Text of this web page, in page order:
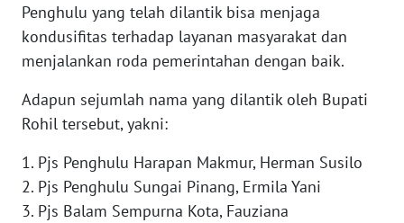
Penghulu yang telah dilantik bisa menjaga
kondusifitas terhadap layanan masyarakat dan
menjalankan roda pemerintahan dengan baik.
Adapun sejumlah nama yang dilantik oleh Bupati
Rohil tersebut, yakni:
1. Pjs Penghulu Harapan Makmur, Herman Susilo
2. Pjs Penghulu Sungai Pinang, Ermila Yani
3. Pjs Balam Sempurna Kota, Fauziana
WN
PAPUA
BARAT
WN
RIAU
WN
SERAMBI